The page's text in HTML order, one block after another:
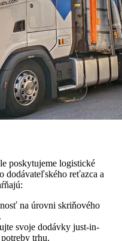
poskytujeme logistické
dodávateľského reťazca a
na úrovni skriňového
svoje dodávky just-in-
trhu.